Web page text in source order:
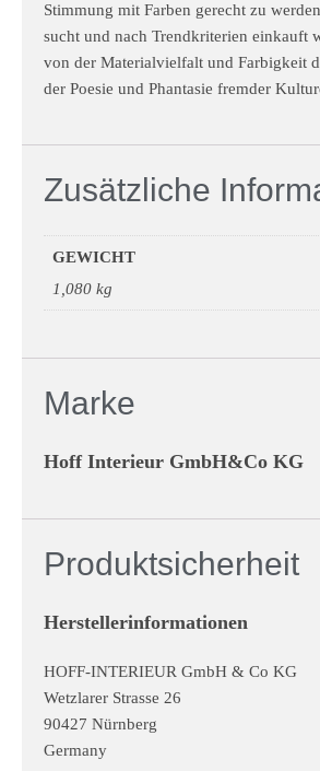
Stimmung mit Farben gerecht zu
sucht und nach Trendkriterien einkauft
von der Materialvielfalt und Farbigkeit
der Poesie und Phantasie fremder
Zusätzliche
GEWICHT
1,080 kg
Marke
Hoff Interieur GmbH&Co KG
Produktsicherheit
Herstellerinformationen
HOFF-INTERIEUR GmbH & Co KG
Wetzlarer Strasse 26
90427 Nürnberg
Germany